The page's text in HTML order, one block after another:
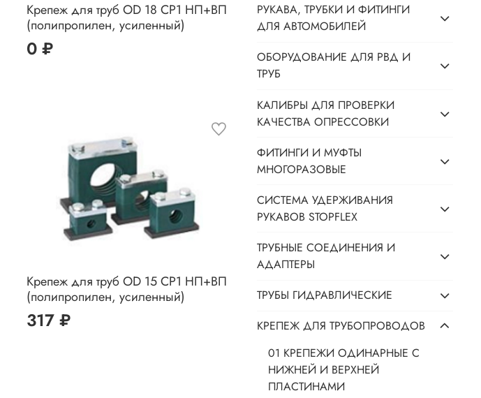
Крепеж для труб OD 18 CP1 НП+ВП
(полипропилен, усиленный)
0 ₽
Крепеж для труб OD 15 CP1 НП+ВП
(полипропилен, усиленный)
317 ₽
РУКАВА, ТРУБКИ И ФИТИНГИ
ДЛЯ АВТОМОБИЛЕЙ
ОБОРУДОВАНИЕ ДЛЯ РВД И
ТРУБ
КАЛИБРЫ ДЛЯ ПРОВЕРКИ
КАЧЕСТВА ОПРЕССОВКИ
ФИТИНГИ И МУФТЫ
МНОГОРАЗОВЫЕ
СИСТЕМА УДЕРЖИВАНИЯ
РУКАВОВ STOPFLEX
ТРУБНЫЕ СОЕДИНЕНИЯ И
АДАПТЕРЫ
ТРУБЫ ГИДРАВЛИЧЕСКИЕ
КРЕПЕЖ ДЛЯ ТРУБОПРОВОДОВ
01 КРЕПЕЖИ ОДИНАРНЫЕ С
НИЖНЕЙ И ВЕРХНЕЙ
ПЛАСТИНАМИ